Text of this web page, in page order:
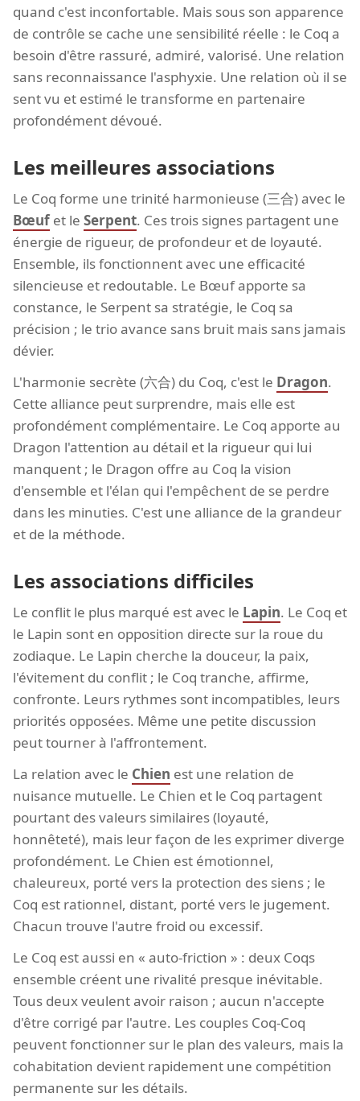
quand c'est inconfortable. Mais sous son apparence
de contrôle se cache une sensibilité réelle : le Coq a
besoin d'être rassuré, admiré, valorisé. Une relation
sans reconnaissance l'asphyxie. Une relation où il se
sent vu et estimé le transforme en partenaire
profondément dévoué.
Les meilleures associations
Le Coq forme une trinité harmonieuse (三合) avec le
Bœufet le Serpent. Ces trois signes partagent une
énergie de rigueur, de profondeur et de loyauté.
Ensemble, ils fonctionnent avec une efficacité
silencieuse et redoutable. Le Bœuf apporte sa
constance, le Serpent sa stratégie, le Coq sa
précision ; le trio avance sans bruit mais sans jamais
dévier.
L'harmonie secrète (六合) du Coq, c'est le Dragon.
Cette alliance peut surprendre, mais elle est
profondément complémentaire. Le Coq apporte au
Dragon l'attention au détail et la rigueur qui lui
manquent ; le Dragon offre au Coq la vision
d'ensemble et l'élan qui l'empêchent de se perdre
dans les minuties. C'est une alliance de la grandeur
et de la méthode.
Les associations difficiles
Le conflit le plus marqué est avec le Lapin. Le Coq et
le Lapin sont en opposition directe sur la roue du
zodiaque. Le Lapin cherche la douceur, la paix,
l'évitement du conflit ; le Coq tranche, affirme,
confronte. Leurs rythmes sont incompatibles, leurs
priorités opposées. Même une petite discussion
peut tourner à l'affrontement.
La relation avec le Chien est une relation de
nuisance mutuelle. Le Chien et le Coq partagent
pourtant des valeurs similaires (loyauté,
honnêteté), mais leur façon de les exprimer diverge
profondément. Le Chien est émotionnel,
chaleureux, porté vers la protection des siens ; le
Coq est rationnel, distant, porté vers le jugement.
Chacun trouve l'autre froid ou excessif.
Le Coq est aussi en « auto-friction » : deux Coqs
ensemble créent une rivalité presque inévitable.
Tous deux veulent avoir raison ; aucun n'accepte
d'être corrigé par l'autre. Les couples Coq-Coq
peuvent fonctionner sur le plan des valeurs, mais la
cohabitation devient rapidement une compétition
permanente sur les détails.